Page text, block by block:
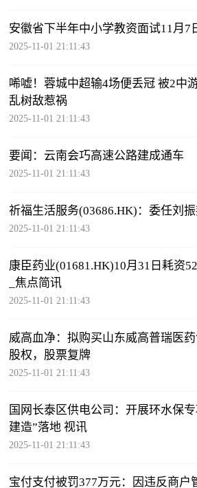
安徽省下半年中小学教资面试11月7
2025-11-01 21:11:43
唏嘘！蓉城中超输4场便丢冠 被2中
乱树敌惹祸
2025-11-01 21:11:43
要闻：云南会巧高速公路建成通车
2025-11-01 21:11:43
祈福生活服务(03686.HK)：委任刘
2025-11-01 21:11:43
康臣药业(01681.HK)10月31日耗资
_焦点简讯
2025-11-01 21:11:43
威高血净：拟购买山东威高普瑞医
股权，股票复牌
2025-11-01 21:11:43
国网长泰区供电公司：开展环水保
建造”落地 视讯
2025-11-01 21:11:43
宝付支付被罚377万元：因违反商户